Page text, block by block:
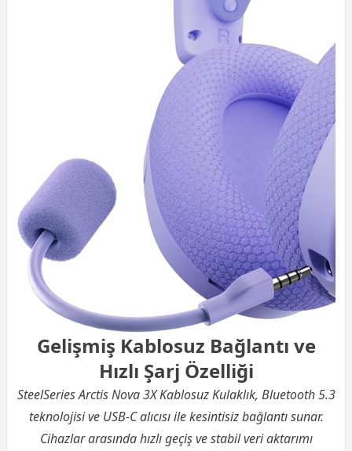
Gelişmiş Kablosuz Bağlantı ve
Hızlı Şarj Özelliği
SteelSeries Arctis Nova 3X Kablosuz Kulaklık, Bluetooth 5.3
teknolojisi ve USB-C alıcısı ile kesintisiz bağlantı sunar.
Cihazlar arasında hızlı geçiş ve stabil veri aktarımı